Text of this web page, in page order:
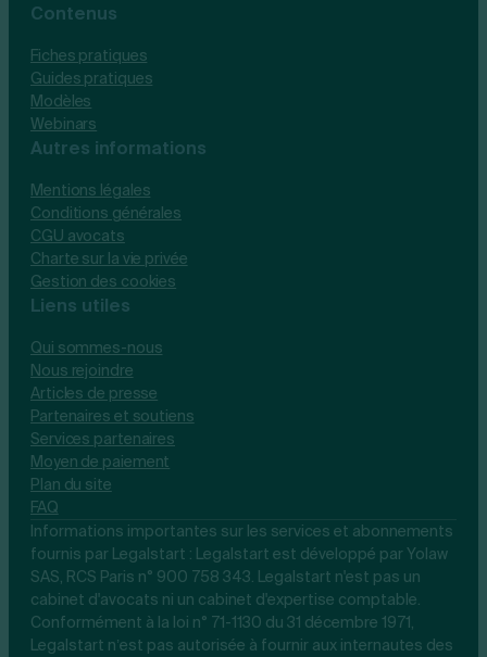
Contenus
Fiches pratiques
Guides pratiques
Modèles
Webinars
Autres informations
Mentions légales
Conditions générales
CGU avocats
Charte sur la vie privée
Gestion des cookies
Liens utiles
Qui sommes-nous
Nous rejoindre
Articles de presse
Partenaires et soutiens
Services partenaires
Moyen de paiement
Plan du site
FAQ
Informations importantes sur les services et abonnements
fournis par Legalstart : Legalstart est développé par Yolaw
SAS, RCS Paris n° 900 758 343. Legalstart n'est pas un
cabinet d'avocats ni un cabinet d'expertise comptable.
Conformément à la loi n° 71-1130 du 31 décembre 1971,
Legalstart n’est pas autorisée à fournir aux internautes des